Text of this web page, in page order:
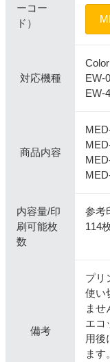
ーコー
ド）
対応機種
EW-
EW-
商品内容
内容量/印
刷可能枚
数
参考
114
備考
プリ
使い
ませ
エコ
用後
ます。